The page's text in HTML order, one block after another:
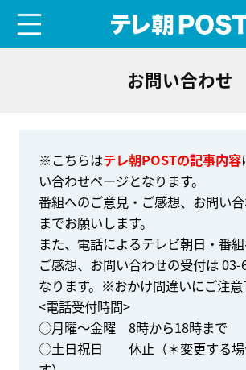
お問い合わせ
※こちらはテレ朝POSTの記事内容
い合わせページとなります。
番組へのご意見・ご感想、お問い
までお願いします。
また、電話によるテレビ朝日・番
ご感想、お問い合わせの受付は
なります。※おかけ間違いにご注意
<電話受付時間>
○月曜～金曜 8時から18時まで
○土日祝日 休止（＊変更する場